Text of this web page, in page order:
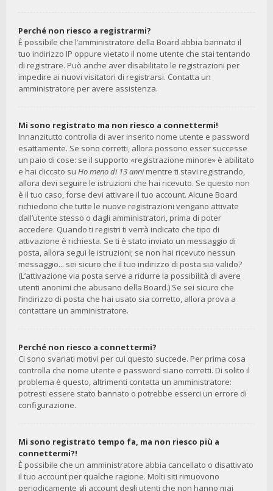
Perché non riesco a registrarmi?
È possibile che l’amministratore della Board abbia bannato il
tuo indirizzo IP oppure vietato il nome utente che stai tentando
di registrare. Può anche aver disabilitato le registrazioni per
impedire ai nuovi visitatori di registrarsi. Contatta un
amministratore per avere assistenza.
Mi sono registrato ma non riesco a connettermi!
Innanzitutto controlla di aver inserito nome utente e password
esattamente. Se sono corretti, allora possono esser successe
un paio di cose: se il supporto «registrazione minore» è abilitato
e hai cliccato su Ho meno di 13 annimentre ti stavi registrando,
allora devi seguire le istruzioni che hai ricevuto. Se questo non
è il tuo caso, forse devi attivare il tuo account. Alcune Board
richiedono che tutte le nuove registrazioni vengano attivate
dall’utente stesso o dagli amministratori, prima di poter
accedere. Quando ti registri ti verrà indicato che tipo di
attivazione è richiesta. Se ti è stato inviato un messaggio di
posta, allora segui le istruzioni; se non hai ricevuto nessun
messaggio... sei sicuro che il tuo indirizzo di posta sia valido?
(L’attivazione via posta serve a ridurre la possibilità di avere
utenti anonimi che abusano della Board.) Se sei sicuro che
l’indirizzo di posta che hai usato sia corretto, allora prova a
contattare un amministratore.
Perché non riesco a connettermi?
Ci sono svariati motivi per cui questo succede. Per prima cosa
controlla che nome utente e password siano corretti. Di solito il
problema è questo, altrimenti contatta un amministratore:
potresti essere stato bannato o potrebbe esserci un errore di
configurazione.
Mi sono registrato tempo fa, ma non riesco più a
connettermi?!
È possibile che un amministratore abbia cancellato o disattivato
il tuo account per qualche ragione. Molti siti rimuovono
periodicamente gli account degli utenti che non hanno mai